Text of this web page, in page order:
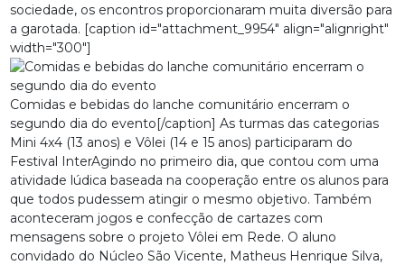
sociedade, os encontros proporcionaram muita diversão para
a garotada. [caption id="attachment_9954" align="alignright"
width="300"]
Comidas e bebidas do lanche comunitário encerram o
segundo dia do evento[/caption] As turmas das categorias
Mini 4x4 (13 anos) e Vôlei (14 e 15 anos) participaram do
Festival InterAgindo no primeiro dia, que contou com uma
atividade lúdica baseada na cooperação entre os alunos para
que todos pudessem atingir o mesmo objetivo. Também
aconteceram jogos e confecção de cartazes com
mensagens sobre o projeto Vôlei em Rede. O aluno
convidado do Núcleo São Vicente, Matheus Henrique Silva,